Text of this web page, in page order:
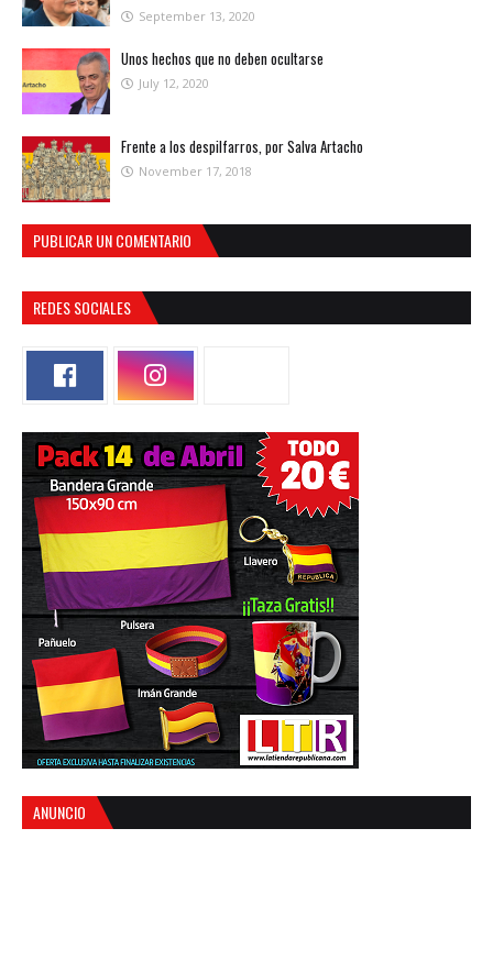
September 13, 2020
Unos hechos que no deben ocultarse
July 12, 2020
Frente a los despilfarros, por Salva Artacho
November 17, 2018
PUBLICAR UN COMENTARIO
REDES SOCIALES
ANUNCIO